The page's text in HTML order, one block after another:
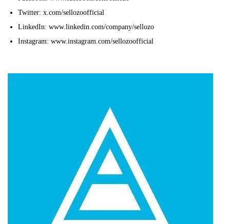
Twitter: x.com/sellozoofficial
LinkedIn: www.linkedin.com/company/sellozo
Instagram: www.instagram.com/sellozoofficial